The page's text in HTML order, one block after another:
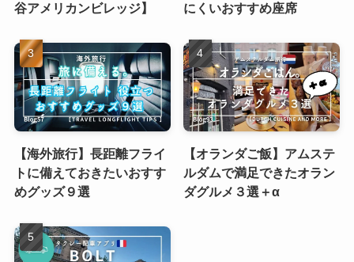
谷アメリカンビレッジ】
にくいおすすめ座席
【海外旅行】長距離フライ
トに備えておきたいおすす
めグッズ９選
【オランダご飯】アムステ
ルダムで満足できたオラン
ダグルメ３選＋α